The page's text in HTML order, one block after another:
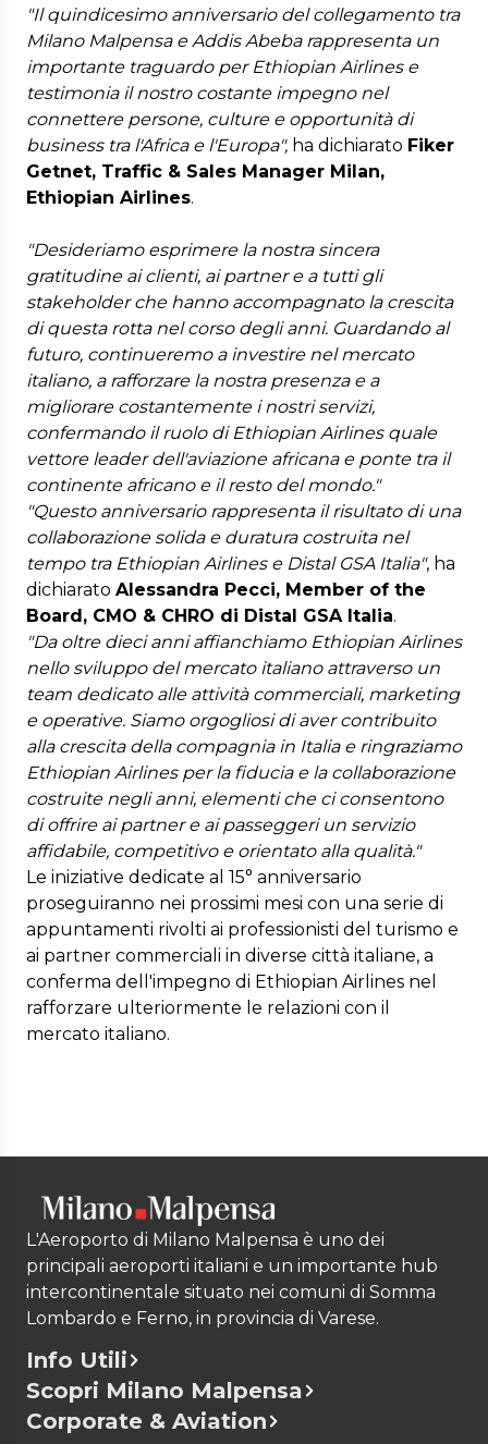
"Il quindicesimo anniversario del collegamento tra
Milano Malpensa e Addis Abeba rappresenta un
importante traguardo per Ethiopian Airlines e
testimonia il nostro costante impegno nel
connettere persone, culture e opportunità di
business tra l'Africa e l'Europa", ha dichiarato Fiker
Getnet, Traffic & Sales Manager Milan,
Ethiopian Airlines.
"Desideriamo esprimere la nostra sincera
gratitudine ai clienti, ai partner e a tutti gli
stakeholder che hanno accompagnato la crescita
di questa rotta nel corso degli anni. Guardando al
futuro, continueremo a investire nel mercato
italiano, a rafforzare la nostra presenza e a
migliorare costantemente i nostri servizi,
confermando il ruolo di Ethiopian Airlines quale
vettore leader dell'aviazione africana e ponte tra il
continente africano e il resto del mondo."
"Questo anniversario rappresenta il risultato di una
collaborazione solida e duratura costruita nel
tempo tra Ethiopian Airlines e Distal GSA Italia", ha
dichiarato Alessandra Pecci, Member of the
Board, CMO & CHRO di Distal GSA Italia.
"Da oltre dieci anni affianchiamo Ethiopian Airlines
nello sviluppo del mercato italiano attraverso un
team dedicato alle attività commerciali, marketing
e operative. Siamo orgogliosi di aver contribuito
alla crescita della compagnia in Italia e ringraziamo
Ethiopian Airlines per la fiducia e la collaborazione
costruite negli anni, elementi che ci consentono
di offrire ai partner e ai passeggeri un servizio
affidabile, competitivo e orientato alla qualità."
Le iniziative dedicate al 15° anniversario
proseguiranno nei prossimi mesi con una serie di
appuntamenti rivolti ai professionisti del turismo e
ai partner commerciali in diverse città italiane, a
conferma dell'impegno di Ethiopian Airlines nel
rafforzare ulteriormente le relazioni con il
mercato italiano.
L'Aeroporto di Milano Malpensa è uno dei
principali aeroporti italiani e un importante hub
intercontinentale situato nei comuni di Somma
Lombardo e Ferno, in provincia di Varese.
Info Utili
Scopri Milano Malpensa
Corporate & Aviation